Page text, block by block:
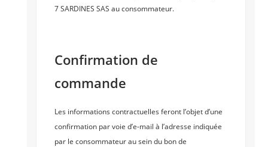
7 SARDINES SAS au consommateur.
Confirmation de
commande
Les informations contractuelles feront l’objet d’une
confirmation par voie d’e-mail à l’adresse indiquée
par le consommateur au sein du bon de